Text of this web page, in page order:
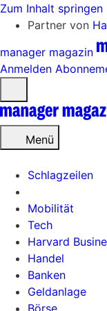
Zum Inhalt springen
Partner von
manager magazin
Anmelden
öffnen
Menü
Schlagzeilen
Mobilität
Tech
Harvard
Handel
Banken
Geldanlage
Börse